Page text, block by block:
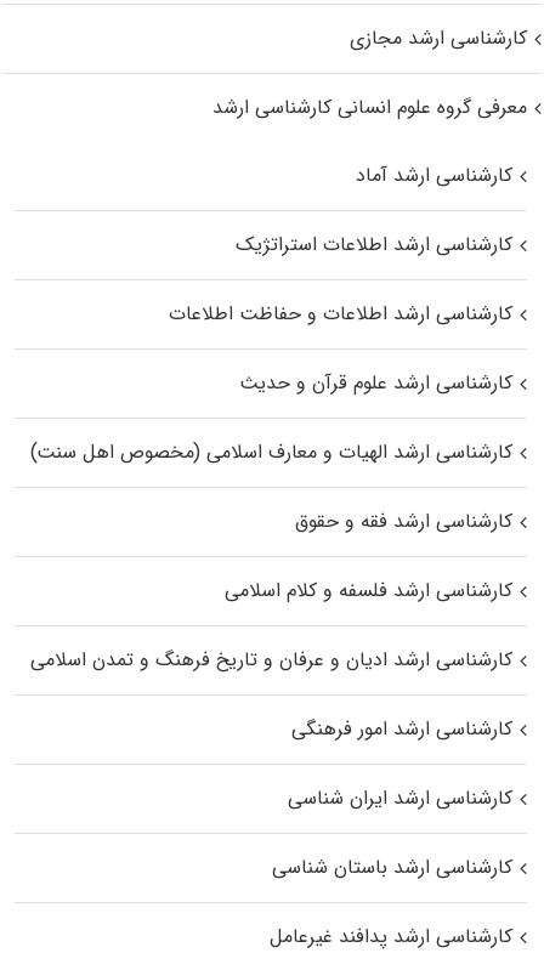
کارشناسی ارشد مجازی
معرفی گروه علوم انسانی کارشناسی ارشد
کارشناسی ارشد آماد
کارشناسی ارشد اطلاعات استراتژیک
کارشناسی ارشد اطلاعات و حفاظت اطلاعات
کارشناسی ارشد علوم قرآن و حدیث
کارشناسی ارشد الهیات و معارف اسلامی (مخصوص اهل سنت)
کارشناسی ارشد فقه و حقوق
کارشناسی ارشد فلسفه و کلام اسلامی
کارشناسی ارشد ادیان و عرفان و تاریخ فرهنگ و تمدن اسلامی
کارشناسی ارشد امور فرهنگی
کارشناسی ارشد ایران شناسی
کارشناسی ارشد باستان شناسی
کارشناسی ارشد پدافند غیرعامل